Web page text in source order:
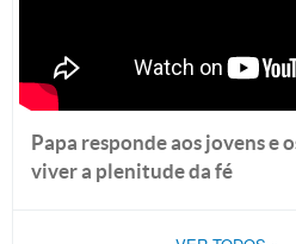
Papa responde aos jovens e
viver a plenitude da fé